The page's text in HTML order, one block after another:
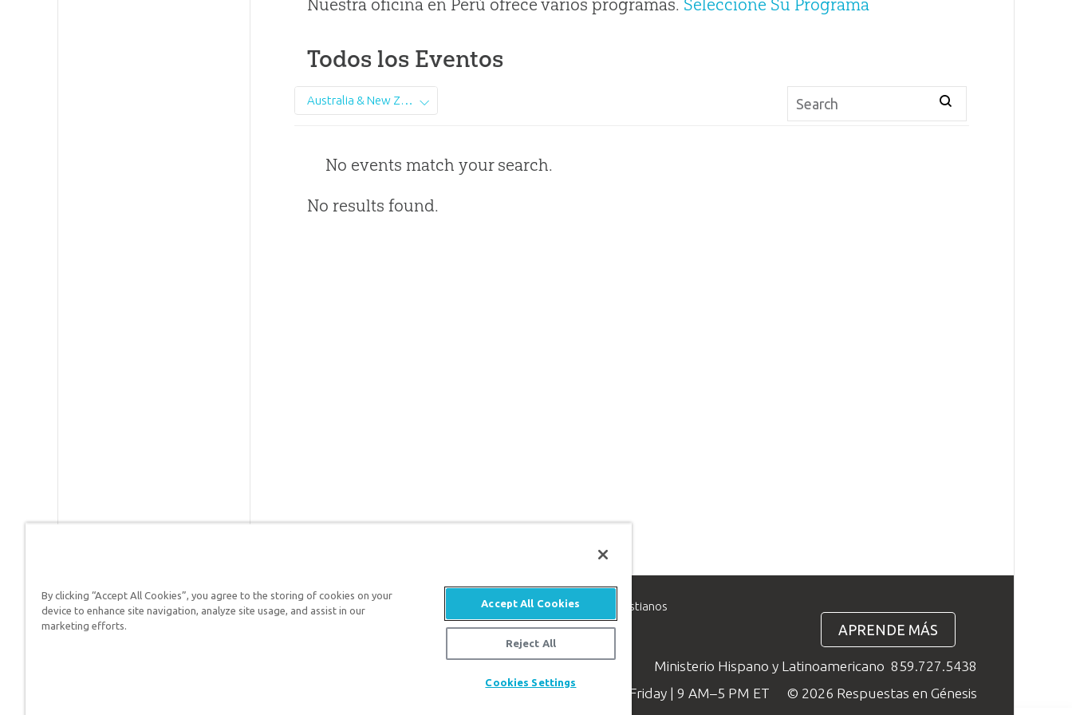
Nuestra oficina en Perú ofrece varios programas. Seleccione Su Programa
Todos los Eventos
Australia & New Zealand
No events match your search.
No results found.
Respuestas en Génesis es un ministerio de apologética, dedicado a ayudar a los cristianos
defender su fe y proclamar el evangelio de Jesucristo.
APRENDE MÁS
Ministerio Hispano y Latinoamericano 859.727.5438
Available Monday–Friday | 9 AM–5 PM ET
© 2026 Respuestas en Génesis
By clicking “Accept All Cookies”, you agree to the storing of cookies on your
device to enhance site navigation, analyze site usage, and assist in our
marketing efforts.
Accept All Cookies
Reject All
Cookies Settings